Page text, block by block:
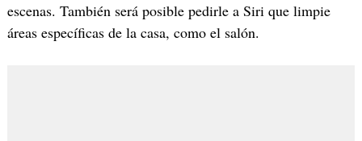
escenas. También será posible pedirle a Siri que limpie
áreas específicas de la casa, como el salón.